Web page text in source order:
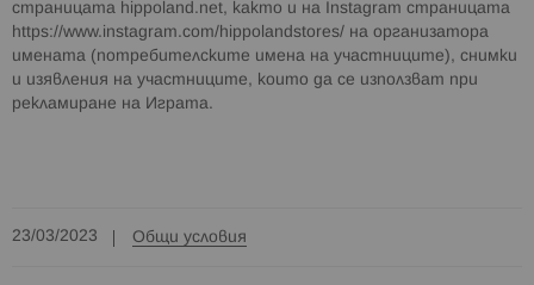
страницата hippoland.net, както и на Instagram страницата
https://www.instagram.com/hippolandstores/ на организатора
имената (потребителските имена на участниците), снимки
и изявления на участниците, които да се използват при
рекламиране на Играта.
23/03/2023 Общи условия